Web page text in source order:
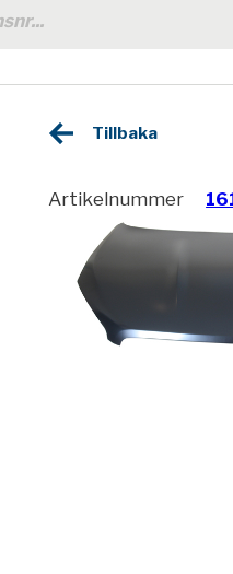
Tillbaka
Artikelnummer